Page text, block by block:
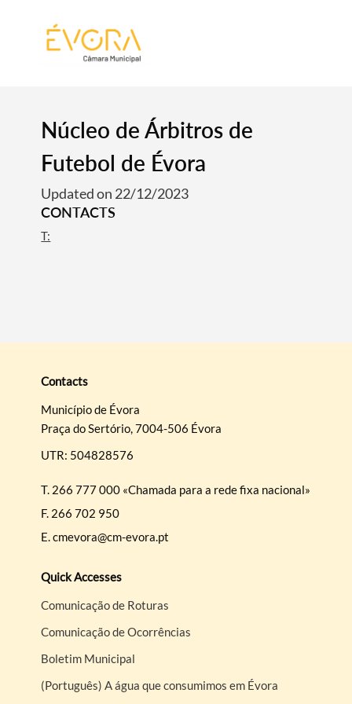
Search term
Categories
Filters
Núcleo de Árbitros de
Futebol de Évora
Updated on 22/12/2023
CONTACTS
T:
Contacts
Município de Évora
Praça do Sertório, 7004-506 Évora
UTR: 504828576
T. 266 777 000 «Chamada para a rede fixa nacional»
F. 266 702 950
E.cmevora@cm-evora.pt
Quick Accesses
Comunicação de Roturas
Comunicação de Ocorrências
Boletim Municipal
(Português) A água que consumimos em Évora